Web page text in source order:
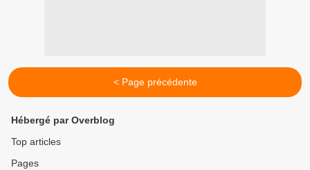
< Page précédente
Hébergé par Overblog
Top articles
Pages